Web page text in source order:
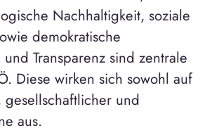
Nachhaltigkeit, soziale
demokratische
Transparenz sind zentrale
Diese wirken sich sowohl auf
und
aus.